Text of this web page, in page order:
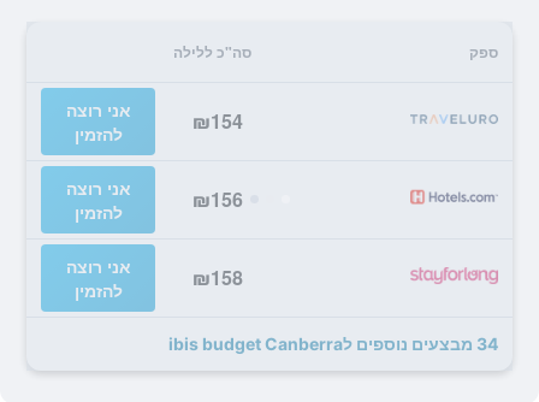
ספק סה"כ ללילה
₪154
אני רוצה
להזמין
₪156
אני רוצה
להזמין
₪158
אני רוצה
להזמין
34 מבצעים נוספים לibis budget Canberra